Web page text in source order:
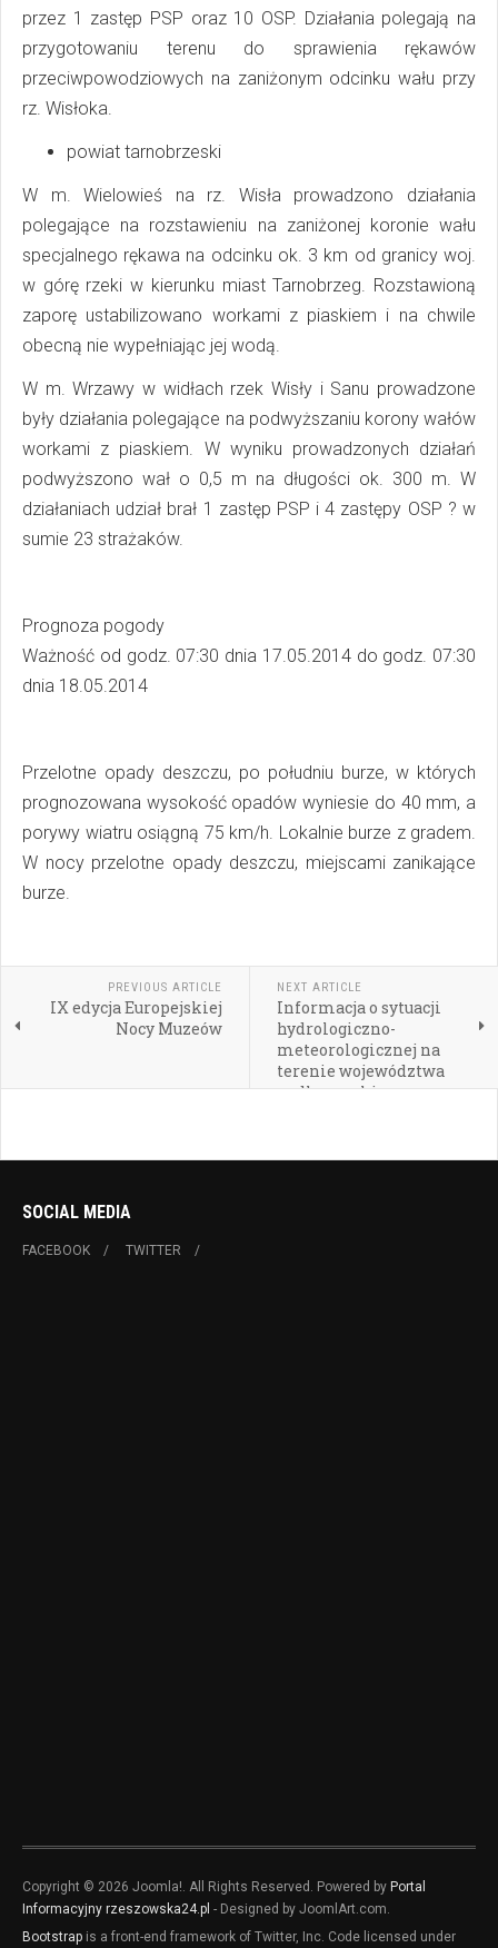
przez 1 zastęp PSP oraz 10 OSP. Działania polegają na
przygotowaniu terenu do sprawienia rękawów
przeciwpowodziowych na zaniżonym odcinku wału przy
rz. Wisłoka.
powiat tarnobrzeski
W m. Wielowieś na rz. Wisła prowadzono działania
polegające na rozstawieniu na zaniżonej koronie wału
specjalnego rękawa na odcinku ok. 3 km od granicy woj.
w górę rzeki w kierunku miast Tarnobrzeg. Rozstawioną
zaporę ustabilizowano workami z piaskiem i na chwile
obecną nie wypełniając jej wodą.
W m. Wrzawy w widłach rzek Wisły i Sanu prowadzone
były działania polegające na podwyższaniu korony wałów
workami z piaskiem. W wyniku prowadzonych działań
podwyższono wał o 0,5 m na długości ok. 300 m. W
działaniach udział brał 1 zastęp PSP i 4 zastępy OSP ? w
sumie 23 strażaków.
Prognoza pogody
Ważność od godz. 07:30 dnia 17.05.2014 do godz. 07:30
dnia 18.05.2014
Przelotne opady deszczu, po południu burze, w których
prognozowana wysokość opadów wyniesie do 40 mm, a
porywy wiatru osiągną 75 km/h. Lokalnie burze z gradem.
W nocy przelotne opady deszczu, miejscami zanikające
burze.
PREVIOUS ARTICLE
IX edycja Europejskiej
Nocy Muzeów
NEXT ARTICLE
Informacja o sytuacji
hydrologiczno-
meteorologicznej na
terenie województwa
podkarpackiego
SOCIAL MEDIA
FACEBOOK TWITTER
Copyright © 2026 Joomla!. All Rights Reserved. Powered by Portal
Informacyjny rzeszowska24.pl - Designed by JoomlArt.com.
Bootstrap is a front-end framework of Twitter, Inc. Code licensed under